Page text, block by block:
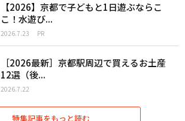
【2026】京都で子どもと1日遊ぶならこ
こ！水遊び...
2026.7.23 PR
［2026最新］京都駅周辺で買えるお土産
12選（後...
2026.7.22
特集記事をもっと読む